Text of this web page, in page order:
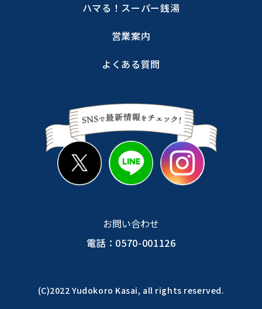
ハマる！スーパー銭湯
営業案内
よくある質問
お問い合わせ
電話：0570-001126
(C)2022 Yudokoro Kasai, all rights reserved.